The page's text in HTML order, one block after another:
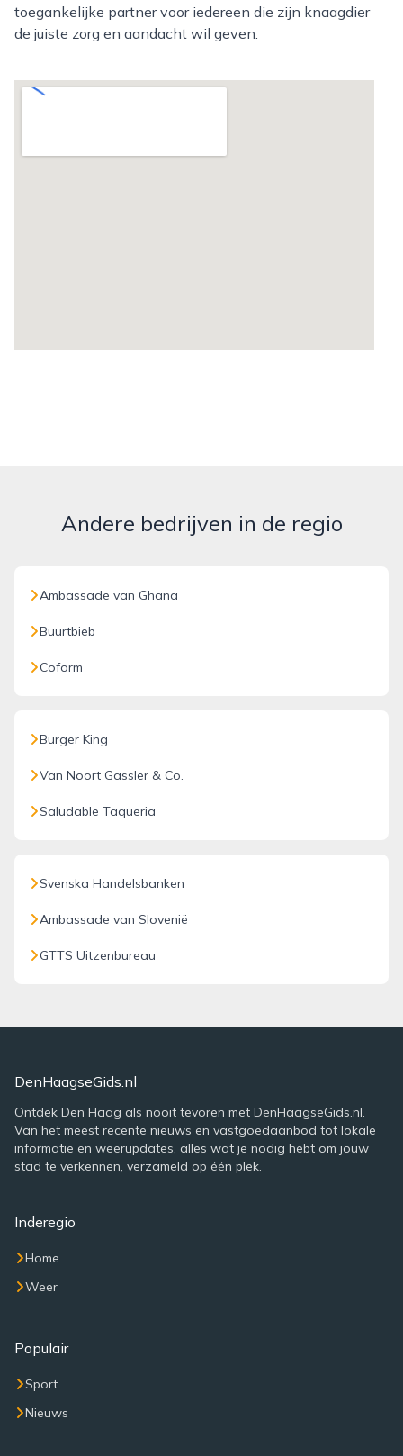
toegankelijke partner voor iedereen die zijn knaagdier
de juiste zorg en aandacht wil geven.
Andere bedrijven in de regio
Ambassade van Ghana
Buurtbieb
Coform
Burger King
Van Noort Gassler & Co.
Saludable Taqueria
Svenska Handelsbanken
Ambassade van Slovenië
GTTS Uitzenbureau
DenHaagseGids.nl
Ontdek Den Haag als nooit tevoren met DenHaagseGids.nl.
Van het meest recente nieuws en vastgoedaanbod tot lokale
informatie en weerupdates, alles wat je nodig hebt om jouw
stad te verkennen, verzameld op één plek.
Inderegio
Home
Weer
Populair
Sport
Nieuws